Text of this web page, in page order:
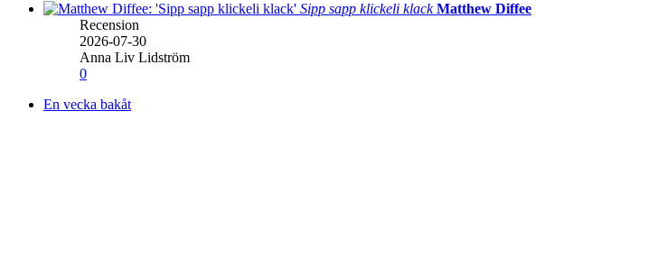
Sipp sapp klickeli klack Matthew Diffee
Recension
2026-07-30
Anna Liv Lidström
0
En vecka bakåt